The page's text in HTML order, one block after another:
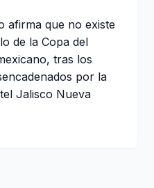
afirma que no existe
de la Copa del
tras los
por la
Jalisco Nueva